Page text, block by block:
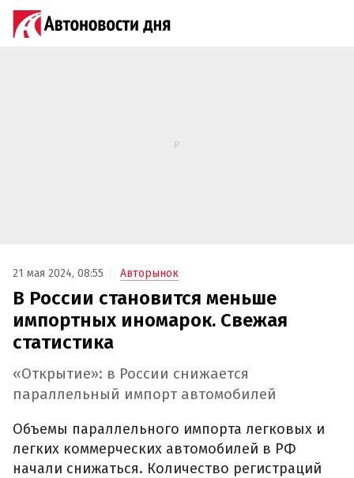
21 мая 2024, 08:55 Авторынок
В России становится меньше
импортных иномарок. Свежая
статистика
«Открытие»: в России снижается
параллельный импорт автомобилей
Объемы параллельного импорта легковых и
легких коммерческих автомобилей в РФ
начали снижаться. Количество регистраций